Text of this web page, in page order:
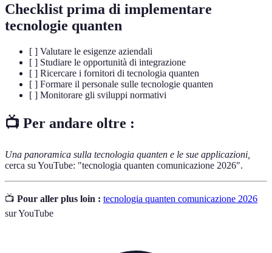
Checklist prima di implementare
tecnologie quanten
[ ] Valutare le esigenze aziendali
[ ] Studiare le opportunità di integrazione
[ ] Ricercare i fornitori di tecnologia quanten
[ ] Formare il personale sulle tecnologie quanten
[ ] Monitorare gli sviluppi normativi
📺 Per andare oltre :
Una panoramica sulla tecnologia quanten e le sue applicazioni,
cerca su YouTube: "tecnologia quanten comunicazione 2026".
📺 Pour aller plus loin : tecnologia quanten comunicazione 2026
sur YouTube